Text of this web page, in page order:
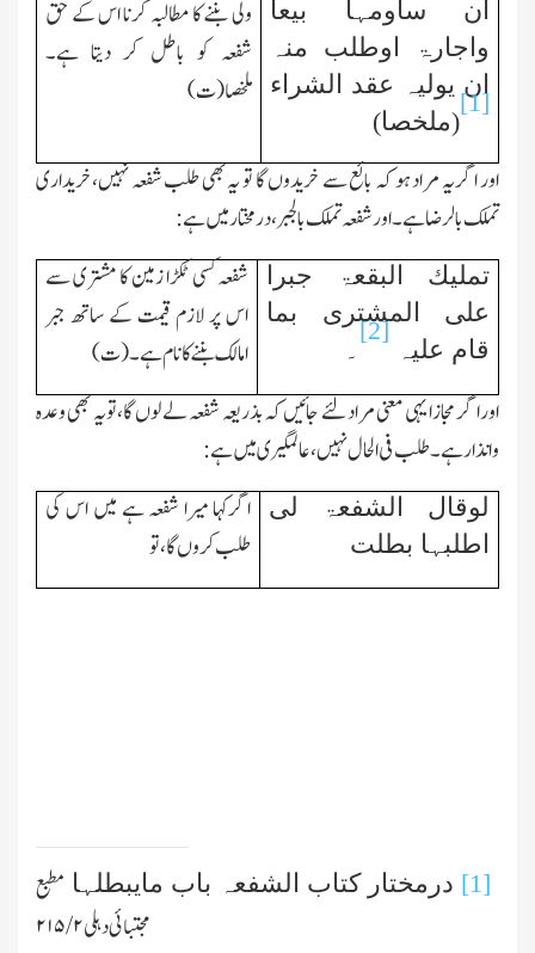
ان ساومہا بیعا
واجارۃ اوطلب منہ
ان یولیہ عقد الشراء
[1]
(ملخصا)
ولی بننے کا مطالبہ کرنا اس کے حق
شفعہ کو باطل کر دیتا ہے۔
ملخصا(ت)
اور اگر یہ مراد ہو کہ بائع سے خریدوں گا تو یہ بھی طلب شفعہ نہیں،خریداری
تملك بالرضا ہے۔اور شفعہ تملك بالجبر، در مختارمیں ہے:
تملیك البقعۃ جبرا
علی المشتری بما
قام علیہ
[2]
۔
شفعہ کسی ٹکڑا زمین کا مشتری سے
اس پر لازم قیمت کے ساتھ جبر
امالك بننے کا نام ہے۔(ت)
اورا گر مجازا یہی معنی مرادلئے جائیں کہ بذریعہ شفعہ لے لوں گا،تویہ بھی وعدہ
وانذار ہے۔طلب فی الحال نہیں،عالمگیری میں ہے:
لوقال الشفعۃ لی
اطلبہا بطلت
اگرکہا میرا شفعہ ہے میں اس کی
طلب کروں گا،تو
[1] درمختار کتاب الشفعہ باب مایبطلہا مطبع
مجتبائی دہلی ۲/ ۲۱۵